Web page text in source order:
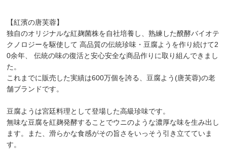
【紅濱の唐芙蓉】
独自のオリジナルな紅麹菌株を自社培養し、熟練した醗酵バイオテ
クノロジーを駆使して 高品質の伝統珍味・豆腐ようを作り続けて2
0余年、 伝統の味の復活と安心安全な商品作りに取り組んできまし
た。
これまでに販売した実績は600万個を誇る、豆腐よう(唐芙蓉)の老
舗ブランドです。
豆腐ようは宮廷料理として登場した高級珍味です。
無味な豆腐を紅麹発酵することでウニのような濃厚な味を生み出し
ます。また、滑らかな食感がその旨さをいっそう引き立てていま
す。